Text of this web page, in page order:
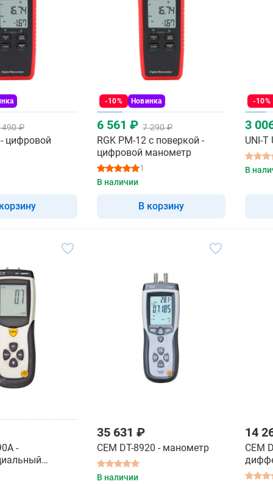
490 ₽
цифровой
-10% Новинка
6 561 ₽ 7 290 ₽
RGK PM-12 с поверкой -
цифровой манометр
1
В наличии
В корзину
-10%
3
UNI-
В
-
35 631 ₽
CEM DT-8920 - манометр
В наличии
14
CEM